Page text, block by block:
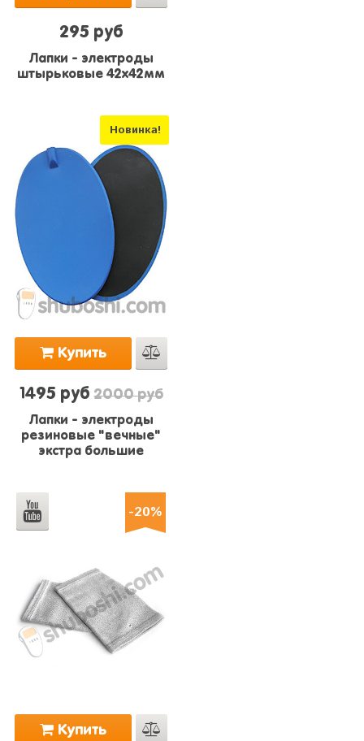
295 руб
Лапки - электроды
штырьковые 42х42мм
Новинка!
Купить
1495 руб2000 руб
Лапки - электроды
резиновые "вечные"
экстра большие
-20%
Купить